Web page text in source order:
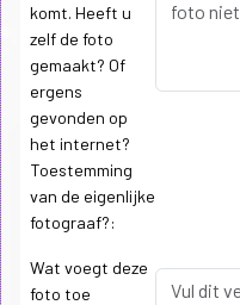
komt. Heeft u
zelf de foto
gemaakt? Of
ergens
gevonden op
het internet?
Toestemming
van de eigenlijke
fotograaf?:
Wat voegt deze
foto toe